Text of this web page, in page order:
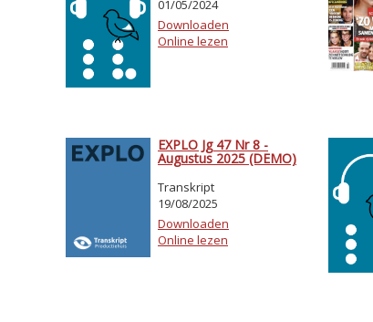
01/05/2024
Downloaden
Online lezen
EXPLO Jg 47 Nr 8 -
Augustus 2025 (DEMO)
Transkript
19/08/2025
Downloaden
Online lezen